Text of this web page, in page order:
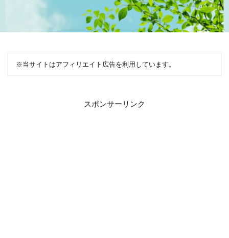
※当サイトはアフィリエイト広告を利用しています。
スポンサーリンク